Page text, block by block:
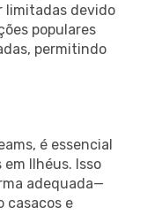
limitadas devido
populares
permitindo
é essencial
Ilhéus. Isso
adequada—
casacos e